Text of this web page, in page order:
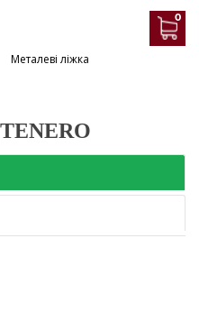
0
Металеві ліжка